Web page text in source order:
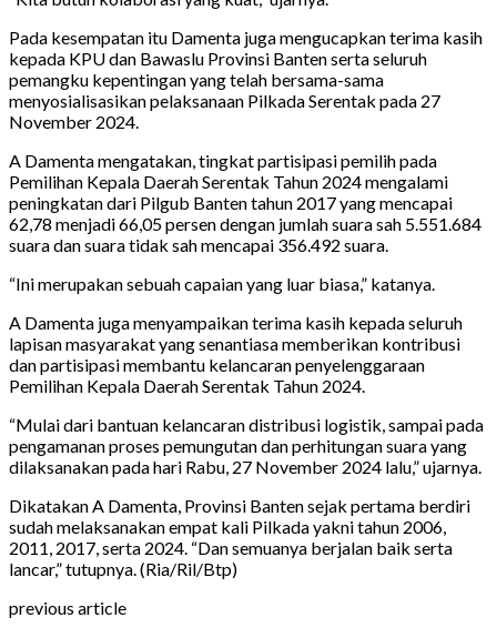
Pada kesempatan itu Damenta juga mengucapkan terima kasih
kepada KPU dan Bawaslu Provinsi Banten serta seluruh
pemangku kepentingan yang telah bersama-sama
menyosialisasikan pelaksanaan Pilkada Serentak pada 27
November 2024.
A Damenta mengatakan, tingkat partisipasi pemilih pada
Pemilihan Kepala Daerah Serentak Tahun 2024 mengalami
peningkatan dari Pilgub Banten tahun 2017 yang mencapai
62,78 menjadi 66,05 persen dengan jumlah suara sah 5.551.684
suara dan suara tidak sah mencapai 356.492 suara.
“Ini merupakan sebuah capaian yang luar biasa,” katanya.
A Damenta juga menyampaikan terima kasih kepada seluruh
lapisan masyarakat yang senantiasa memberikan kontribusi
dan partisipasi membantu kelancaran penyelenggaraan
Pemilihan Kepala Daerah Serentak Tahun 2024.
“Mulai dari bantuan kelancaran distribusi logistik, sampai pada
pengamanan proses pemungutan dan perhitungan suara yang
dilaksanakan pada hari Rabu, 27 November 2024 lalu,” ujarnya.
Dikatakan A Damenta, Provinsi Banten sejak pertama berdiri
sudah melaksanakan empat kali Pilkada yakni tahun 2006,
2011, 2017, serta 2024. “Dan semuanya berjalan baik serta
lancar,” tutupnya. (Ria/Ril/Btp)
previous article